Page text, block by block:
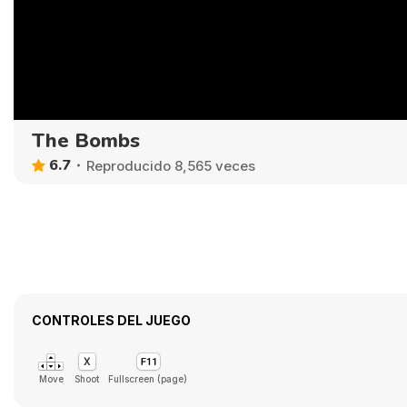
The Bombs
6.7 Reproducido 8,565 veces
CONTROLES DEL JUEGO
Move Shoot Fullscreen (page)